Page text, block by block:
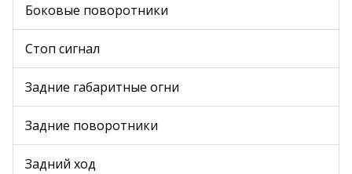
Боковые поворотники
Стоп сигнал
Задние габаритные огни
Задние поворотники
Задний ход